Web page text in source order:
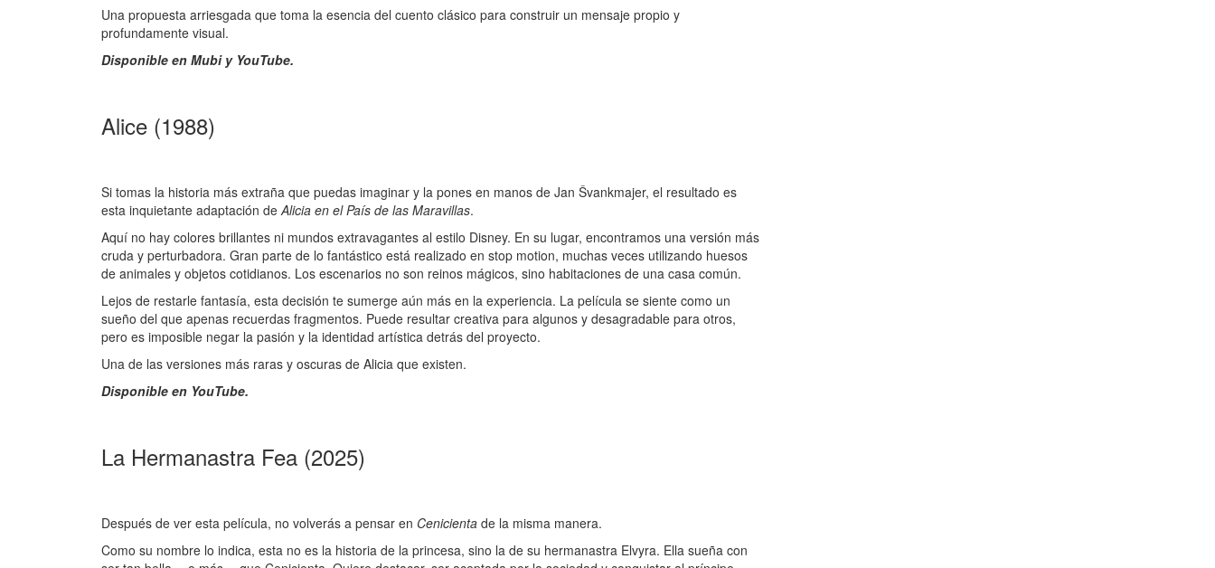
Una propuesta arriesgada que toma la esencia del cuento clásico para construir un mensaje propio y
profundamente visual.
Disponible en Mubi y YouTube.
Alice (1988)
Si tomas la historia más extraña que puedas imaginar y la pones en manos de Jan Švankmajer, el resultado es
esta inquietante adaptación deAlicia en el País de las Maravillas.
Aquí no hay colores brillantes ni mundos extravagantes al estilo Disney. En su lugar, encontramos una versión más
cruda y perturbadora. Gran parte de lo fantástico está realizado en stop motion, muchas veces utilizando huesos
de animales y objetos cotidianos. Los escenarios no son reinos mágicos, sino habitaciones de una casa común.
Lejos de restarle fantasía, esta decisión te sumerge aún más en la experiencia. La película se siente como un
sueño del que apenas recuerdas fragmentos. Puede resultar creativa para algunos y desagradable para otros,
pero es imposible negar la pasión y la identidad artística detrás del proyecto.
Una de las versiones más raras y oscuras de Alicia que existen.
Disponible en YouTube.
La Hermanastra Fea (2025)
Después de ver esta película, no volverás a pensar en Cenicienta de la misma manera.
Como su nombre lo indica, esta no es la historia de la princesa, sino la de su hermanastra Elvyra. Ella sueña con